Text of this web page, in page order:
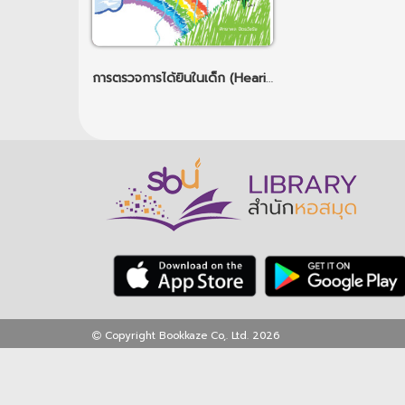
การตรวจการได้ยินในเด็ก (Hearing test in children)
Copyright Bookkaze Co,. Ltd. 2026